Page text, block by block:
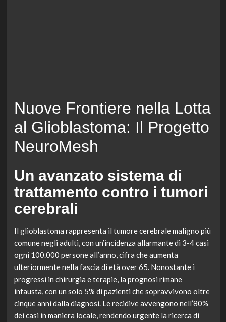
Nuove Frontiere nella Lotta
al Glioblastoma: Il Progetto
NeuroMesh
Un avanzato sistema di
trattamento contro i tumori
cerebrali
Il glioblastoma rappresenta il tumore cerebrale maligno più
comune negli adulti, con un’incidenza allarmante di 3-4 casi
ogni 100.000 persone all’anno, cifra che aumenta
ulteriormente nella fascia di età over 65. Nonostante i
progressi in chirurgia e terapie, la prognosi rimane
infausta, con un solo 5% di pazienti che sopravvivono oltre
cinque anni dalla diagnosi. Le recidive avvengono nell’80%
dei casi in maniera locale, rendendo urgente la ricerca di